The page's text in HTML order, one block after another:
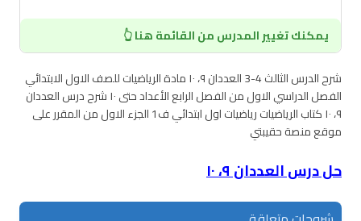
يمكنك تغيير المدرس من القائمة هنا 👆
شرح الدرس الثالث 4-3 العددان ٩، ١٠ مادة الرياضيات للصف الاول الابتدائي
الفصل الدراسي الاول من الفصل الرابع الأعداد حتى ١٠ شرح درس العددان
٩، ١٠ كتاب الرياضيات رياضيات اول ابتدائي ف1 الجزء الاول من المقرر على
موقع منصة حقيبتي
حل درس العددان ٩، ١٠